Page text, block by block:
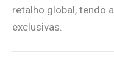
retalho global, tendo
exclusivas.